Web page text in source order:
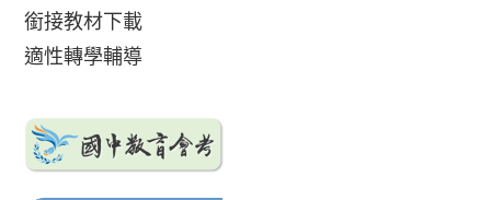
銜接教材下載
適性轉學輔導